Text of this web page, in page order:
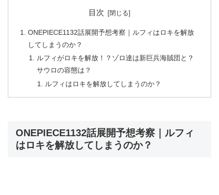
目次
ONEPIECE1132話展開予想考察｜ルフィはロキを解放
してしまうのか？
ルフィがロキを解放！？ゾロ達は新巨兵海賊団と？
サウロの容態は？
ルフィはロキを解放してしまうのか？
ONEPIECE1132話展開予想考察｜ルフィ
はロキを解放してしまうのか？